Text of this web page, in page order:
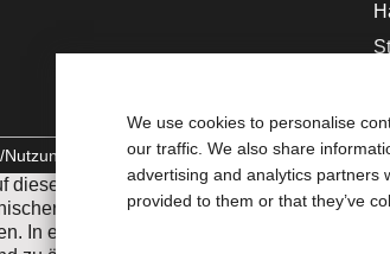
We use cookies to personalise
our traffic. We also share
advertising and analytics partners
provided to them or that they’ve
AGB Impressum
dieser Website sind nicht als medizinische
Fachkräfte nicht ersetzen. Diese
In einem medizinischen Notfall sollten